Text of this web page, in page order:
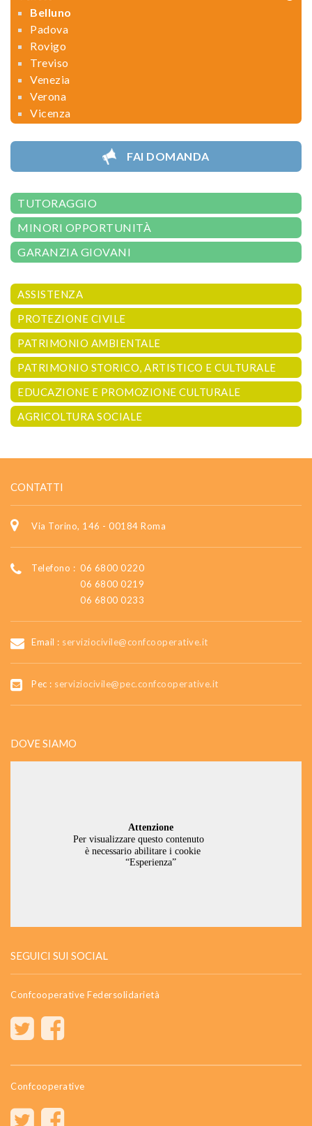
Belluno
Padova
Rovigo
Treviso
Venezia
Verona
Vicenza
FAI DOMANDA
TUTORAGGIO
MINORI OPPORTUNITÀ
GARANZIA GIOVANI
ASSISTENZA
PROTEZIONE CIVILE
PATRIMONIO AMBIENTALE
PATRIMONIO STORICO, ARTISTICO E CULTURALE
EDUCAZIONE E PROMOZIONE CULTURALE
AGRICOLTURA SOCIALE
CONTATTI
Via Torino, 146 - 00184 Roma
Telefono : 06 6800 0220
06 6800 0219
06 6800 0233
Email : serviziocivile@confcooperative.it
Pec : serviziocivile@pec.confcooperative.it
DOVE SIAMO
SEGUICI SUI SOCIAL
Confcooperative Federsolidarietà
Confcooperative